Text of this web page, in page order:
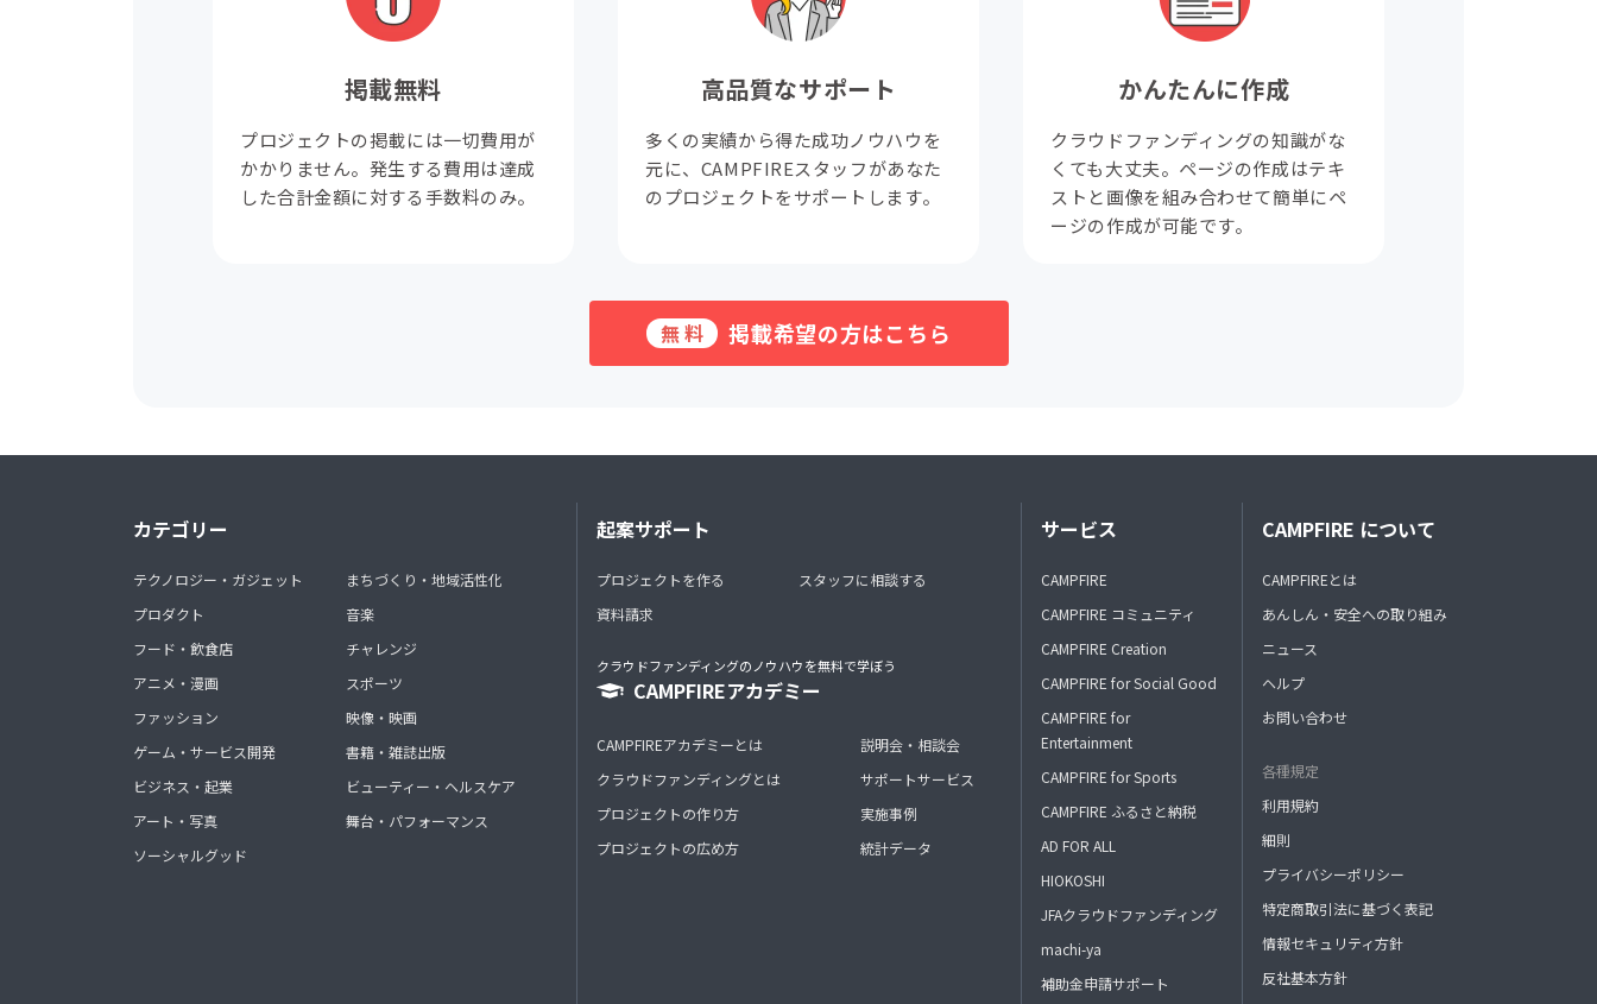
掲載無料
プロジェクトの掲載には一切費用が
かかりません。発生する費用は達成
した合計金額に対する手数料のみ。
高品質なサポート
多くの実績から得た成功ノウハウを
元に、CAMPFIREスタッフがあなた
のプロジェクトをサポートします。
かんたんに作成
クラウドファンディングの知識がな
くても大丈夫。ページの作成はテキ
ストと画像を組み合わせて簡単にペ
ージの作成が可能です。
無料 掲載希望の方はこちら
カテゴリー
テクノロジー・ガジェット
プロダクト
フード・飲食店
アニメ・漫画
ファッション
ゲーム・サービス開発
ビジネス・起業
アート・写真
ソーシャルグッド
まちづくり・地域活性化
音楽
チャレンジ
スポーツ
映像・映画
書籍・雑誌出版
ビューティー・ヘルスケア
舞台・パフォーマンス
起案サポート
プロジェクトを作る
資料請求
スタッフに相談する
クラウドファンディングのノウハウを無料で学ぼう
CAMPFIREアカデミー
CAMPFIREアカデミーとは
クラウドファンディングとは
プロジェクトの作り方
プロジェクトの広め方
説明会・相談会
サポートサービス
実施事例
統計データ
サービス
CAMPFIRE
CAMPFIRE コミュニティ
CAMPFIRE Creation
CAMPFIRE for Social Good
CAMPFIRE for
Entertainment
CAMPFIRE for Sports
CAMPFIRE ふるさと納税
AD FOR ALL
HIOKOSHI
JFAクラウドファンディング
machi-ya
補助金申請サポート
CAMPFIRE について
CAMPFIREとは
あんしん・安全への取り組み
ニュース
ヘルプ
お問い合わせ
各種規定
利用規約
細則
プライバシーポリシー
特定商取引法に基づく表記
情報セキュリティ方針
反社基本方針